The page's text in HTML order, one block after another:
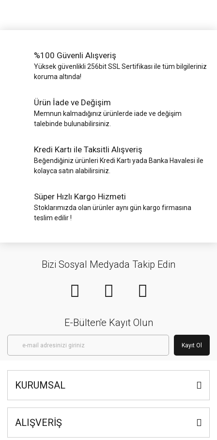
%100 Güvenli Alışveriş
Yüksek güvenlikli 256bit SSL Sertifikası ile tüm bilgileriniz
koruma altında!
Ürün İade ve Değişim
Memnun kalmadığınız ürünlerde iade ve değişim
talebinde bulunabilirsiniz.
Kredi Kartı ile Taksitli Alışveriş
Beğendiğiniz ürünleri Kredi Kartı yada Banka Havalesi ile
kolayca satın alabilirsiniz.
Süper Hızlı Kargo Hizmeti
Stoklarımızda olan ürünler aynı gün kargo firmasına
teslim edilir !
Bizi Sosyal Medyada Takip Edin
E-Bülten'e Kayıt Olun
Kayıt Ol
KURUMSAL
ALIŞVERİŞ